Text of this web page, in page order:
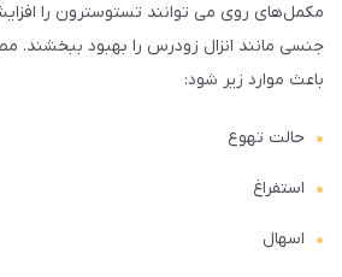
مکمل‌های روی می توانند تستوسترون را
جنسی مانند انزال زودرس را بهبود
باعث موارد زیر شود:
حالت تهوع
استفراغ
اسهال